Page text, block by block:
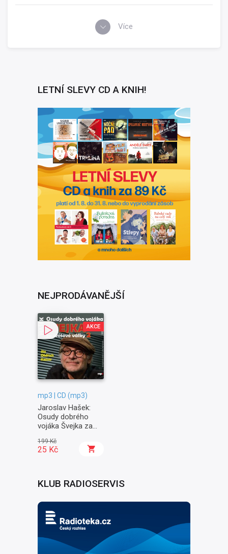
Více
LETNÍ SLEVY CD A KNIH!
NEJPRODÁVANĚJŠÍ
AKCE
mp3 | CD (mp3)
Jaroslav Hašek:
Osudy dobrého
vojáka Švejka za
Na frontě
199 Kč
25 Kč
KLUB RADIOSERVIS